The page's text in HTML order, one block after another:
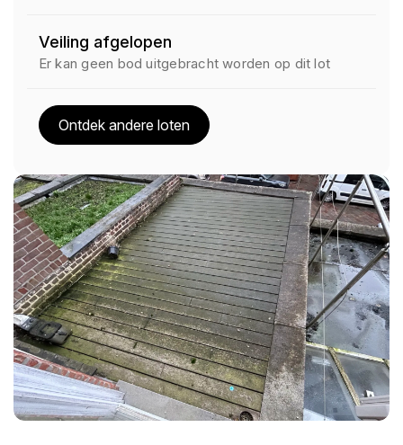
Veiling afgelopen
Er kan geen bod uitgebracht worden op dit lot
Ontdek andere loten